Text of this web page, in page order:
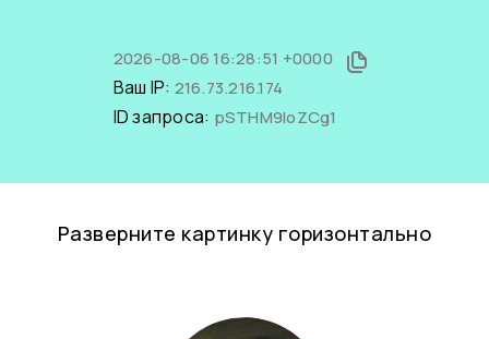
2026-08-06 16:28:51 +0000
Ваш IP: 216.73.216.174
ID запроса: pSTHM9IoZCg1
Разверните картинку горизонтально